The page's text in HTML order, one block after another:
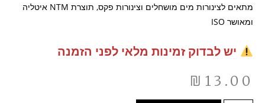
מתאים לצינורות מים מושחלים וצינורות פקס, תוצרת NTM איטליה
ומאושר ISO
יש לבדוק זמינות מלאי לפני הזמנה
₪ 13.00